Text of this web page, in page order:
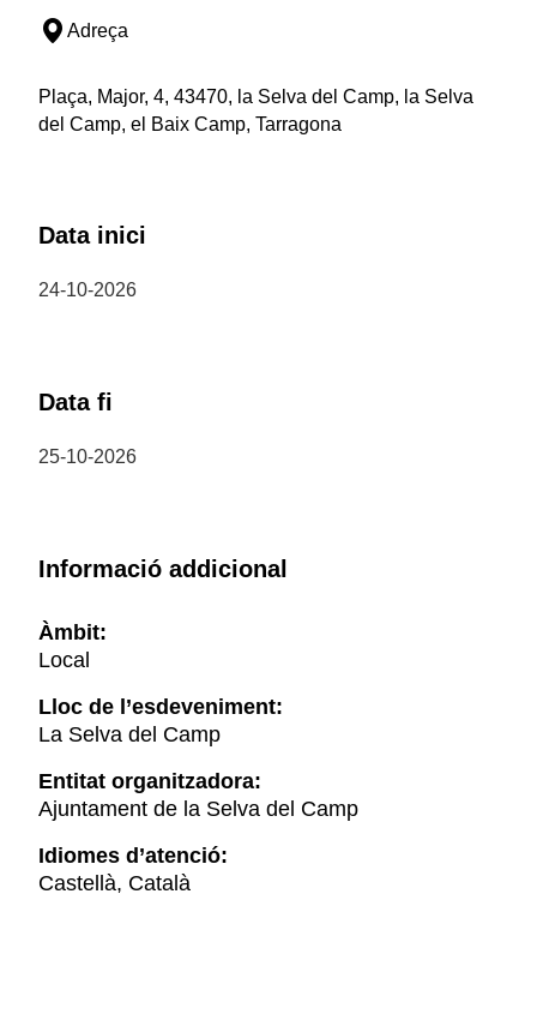
Adreça
Plaça, Major, 4, 43470, la Selva del Camp, la Selva
del Camp, el Baix Camp, Tarragona
Data inici
24-10-2026
Data fi
25-10-2026
Informació addicional
Àmbit:
Local
Lloc de l’esdeveniment:
La Selva del Camp
Entitat organitzadora:
Ajuntament de la Selva del Camp
Idiomes d’atenció:
Castellà, Català